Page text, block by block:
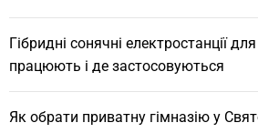
Гібридні сонячні електростанції
працюють і де застосовуються
Як обрати приватну гімназію у